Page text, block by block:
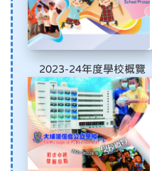
2023-24年度學校概覽